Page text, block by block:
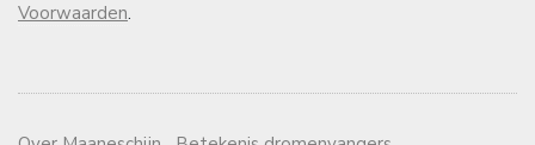
Voorwaarden.